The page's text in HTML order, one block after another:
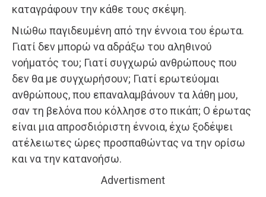
καταγράφουν την κάθε τους σκέψη.
Νιώθω παγιδευμένη από την έννοια του έρωτα.
Γιατί δεν μπορώ να αδράξω του αληθινού
νοήματός του; Γιατί συγχωρώ ανθρώπους που
δεν θα με συγχωρήσουν; Γιατί ερωτεύομαι
ανθρώπους, που επαναλαμβάνουν τα λάθη μου,
σαν τη βελόνα που κόλλησε στο πικάπ; Ο έρωτας
είναι μια απροσδιόριστη έννοια, έχω ξοδέψει
ατέλειωτες ώρες προσπαθώντας να την ορίσω
και να την κατανοήσω.
Advertisment